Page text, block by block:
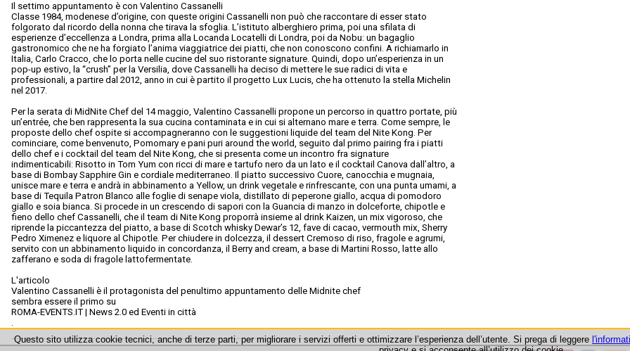
Il settimo appuntamento è con Valentino Cassanelli
Classe 1984, modenese d’origine, con queste origini Cassanelli non può che raccontare di esser stato
folgorato dal ricordo della nonna che tirava la sfoglia. L’istituto alberghiero prima, poi una sfilata di
esperienze d’eccellenza a Londra, prima alla Locanda Locatelli di Londra, poi da Nobu: un bagaglio
gastronomico che ne ha forgiato l’anima viaggiatrice dei piatti, che non conoscono confini. A richiamarlo in
Italia, Carlo Cracco, che lo porta nelle cucine del suo ristorante signature. Quindi, dopo un’esperienza in un
pop-up estivo, la “crush” per la Versilia, dove Cassanelli ha deciso di mettere le sue radici di vita e
professionali, a partire dal 2012, anno in cui è partito il progetto Lux Lucis, che ha ottenuto la stella Michelin
nel 2017.
Per la serata di MidNite Chef del 14 maggio, Valentino Cassanelli propone un percorso in quattro portate, più
un’entrée, che ben rappresenta la sua cucina contaminata e in cui si alternano mare e terra. Come sempre, le
proposte dello chef ospite si accompagneranno con le suggestioni liquide del team del Nite Kong. Per
cominciare, come benvenuto, Pomomary e pani puri around the world, seguito dal primo pairing fra i piatti
dello chef e i cocktail del team del Nite Kong, che si presenta come un incontro fra signature
indimenticabili: Risotto in Tom Yum con ricci di mare e tartufo nero da un lato e il cocktail Canova dall’altro, a
base di Bombay Sapphire Gin e cordiale mediterraneo. Il piatto successivo Cuore, canocchia e mugnaia,
unisce mare e terra e andrà in abbinamento a Yellow, un drink vegetale e rinfrescante, con una punta umami, a
base di Tequila Patron Blanco alle foglie di senape viola, distillato di peperone giallo, acqua di pomodoro
giallo e soia bianca. Si procede in un crescendo di sapori con la Guancia di manzo in dolceforte, chipotle e
fieno dello chef Cassanelli, che il team di Nite Kong proporrà insieme al drink Kaizen, un mix vigoroso, che
riprende la piccantezza del piatto, a base di Scotch whisky Dewar’s 12, fave di cacao, vermouth mix, Sherry
Pedro Ximenez e liquore al Chipotle. Per chiudere in dolcezza, il dessert Cremoso di riso, fragole e agrumi,
servito con un abbinamento liquido in concordanza, il Berry and cream, a base di Martini Rosso, latte allo
zafferano e soda di fragole lattofermentate.
L'articolo
Valentino Cassanelli è il protagonista del penultimo appuntamento delle Midnite chef
sembra essere il primo su
ROMA-EVENTS.IT | News 2.0 ed Eventi in città
.
Questo sito utilizza cookie tecnici, anche di terze parti, per migliorare i servizi offerti e ottimizzare l’esperienza dell’utente. Si prega di leggere